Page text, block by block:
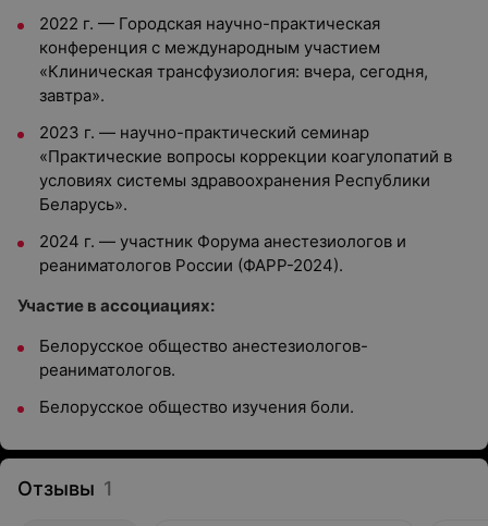
2022 г. — Городская научно-практическая
конференция с международным участием
«Клиническая трансфузиология: вчера, сегодня,
завтра».
2023 г. — научно-практический семинар
«Практические вопросы коррекции коагулопатий в
условиях системы здравоохранения Республики
Беларусь».
2024 г. — участник Форума анестезиологов и
реаниматологов России (ФАРР-2024).
Участие в ассоциациях:
Белорусское общество анестезиологов-
реаниматологов.
Белорусское общество изучения боли.
Отзывы 1